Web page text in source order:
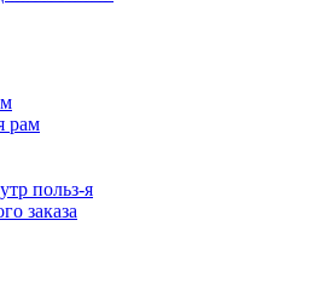
рам
польз-я
заказа